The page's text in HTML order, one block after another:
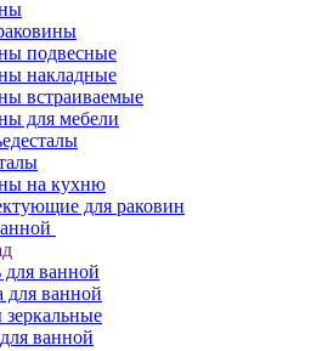
подвесные
накладные
встраиваемые
для мебели
на кухню
для раковин
ванной
для ванной
ванной